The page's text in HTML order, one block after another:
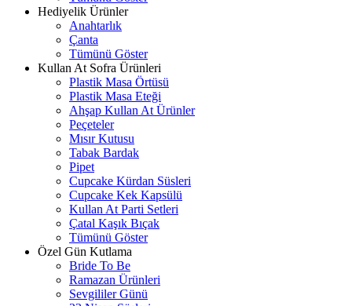
Hediyelik Ürünler
Anahtarlık
Çanta
Tümünü Göster
Kullan At Sofra Ürünleri
Plastik Masa Örtüsü
Plastik Masa Eteği
Ahşap Kullan At Ürünler
Peçeteler
Mısır Kutusu
Tabak Bardak
Pipet
Cupcake Kürdan Süsleri
Cupcake Kek Kapsülü
Kullan At Parti Setleri
Çatal Kaşık Bıçak
Tümünü Göster
Özel Gün Kutlama
Bride To Be
Ramazan Ürünleri
Sevgililer Günü